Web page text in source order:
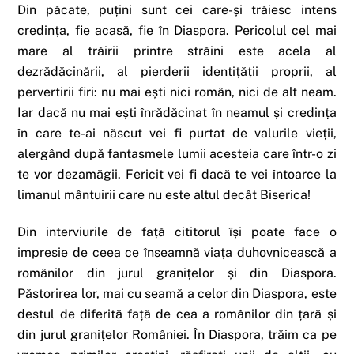
Din păcate, puțini sunt cei care-și trăiesc intens
credința, fie acasă, fie în Diaspora. Pericolul cel mai
mare al trăirii printre străini este acela al
dezrădăcinării, al pierderii identițății proprii, al
pervertirii firi: nu mai ești nici român, nici de alt neam.
Iar dacă nu mai ești înrădăcinat în neamul și credința
în care te-ai născut vei fi purtat de valurile vieții,
alergând după fantasmele lumii acesteia care într-o zi
te vor dezamăgii. Fericit vei fi dacă te vei întoarce la
limanul mântuirii care nu este altul decât Biserica!
Din interviurile de față cititorul își poate face o
impresie de ceea ce înseamnă viața duhovnicească a
românilor din jurul granițelor și din Diaspora.
Păstorirea lor, mai cu seamă a celor din Diaspora, este
destul de diferită față de cea a românilor din țară și
din jurul granițelor României. În Diaspora, trăim ca pe